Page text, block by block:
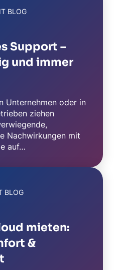
IT BLOG
Support –
und immer
Unternehmen oder in
ziehen
Nachwirkungen mit
auf…
BLOG
mieten:
&